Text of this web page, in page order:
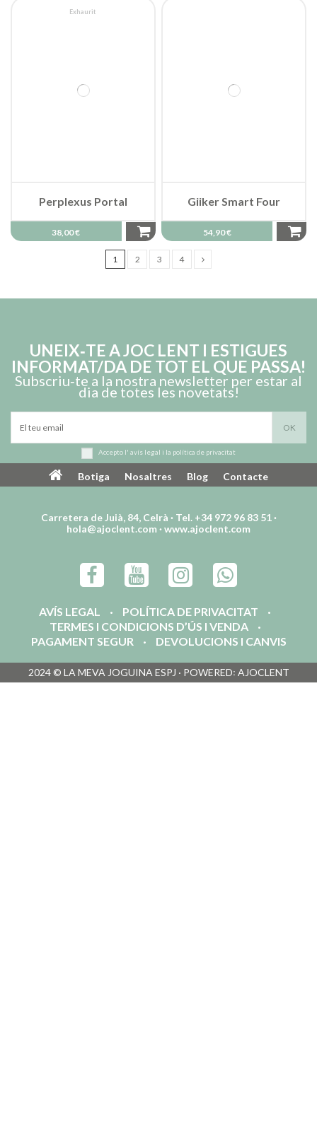
Exhaurit
Perplexus Portal
38,00 €
Giiker Smart Four
54,90 €
1 2 3 4
UNEIX‑TE A JOC LENT I ESTIGUES
INFORMAT/DA DE TOT EL QUE PASSA!
Subscriu‑te a la nostra newsletter per estar al
dia de totes les novetats!
Accepto l' avís legal i la política de privacitat
Botiga Nosaltres Blog Contacte
Carretera de Juià, 84, Celrà · Tel. +34 972 96 83 51 ·
hola@ajoclent.com ·www.ajoclent.com
AVÍS LEGAL
POLÍTICA DE PRIVACITAT
TERMES I CONDICIONS D’ÚS I VENDA
PAGAMENT SEGUR
DEVOLUCIONS I CANVIS
2024 © LA MEVA JOGUINA ESPJ · POWERED꞉ AJOCLENT